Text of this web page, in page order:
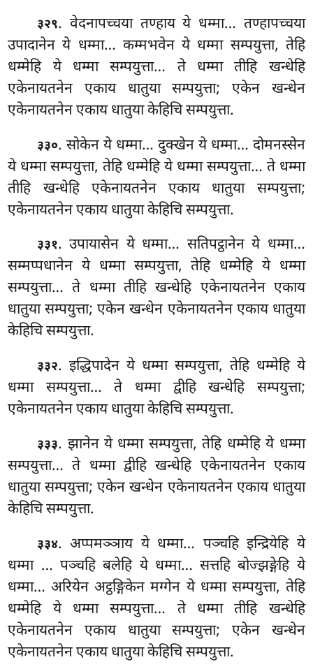
३२९. वेदनापच्चया तण्हाय ये धम्मा… तण्हापच्चया
उपादानेन ये धम्मा… कम्मभवेनये धम्मा सम्पयुत्ता, तेहि
धम्मेहि ये धम्मा सम्पयुत्ता… ते धम्मा तीहि खन्धेहि
एकेनायतनेन एकाय धातुया सम्पयुत्ता; एकेन खन्धेन
एकेनायतनेन एकाय धातुया केहिचि सम्पयुत्ता.
३३०. सोकेन ये धम्मा… दुक्खेन ये धम्मा… दोमनस्सेन
ये धम्मा सम्पयुत्ता, तेहि धम्मेहि ये धम्मा सम्पयुत्ता… ते धम्मा
तीहि खन्धेहि एकेनायतनेन एकाय धातुया सम्पयुत्ता;
एकेनायतनेन एकाय धातुया केहिचि सम्पयुत्ता.
३३१. उपायासेन ये धम्मा… सतिपट्ठानेन ये धम्मा…
सम्मप्पधानेन ये धम्मा सम्पयुत्ता, तेहि धम्मेहि ये धम्मा
सम्पयुत्ता… ते धम्मा तीहि खन्धेहि एकेनायतनेन एकाय
धातुया सम्पयुत्ता; एकेन खन्धेन एकेनायतनेन एकाय धातुया
केहिचि सम्पयुत्ता.
३३२. इद्धिपादेन ये धम्मा सम्पयुत्ता, तेहि धम्मेहि ये
धम्मा सम्पयुत्ता… ते धम्मा द्वीहि खन्धेहि सम्पयुत्ता;
एकेनायतनेन एकाय धातुया केहिचि सम्पयुत्ता.
३३३. झानेन ये धम्मा सम्पयुत्ता, तेहि धम्मेहि ये धम्मा
सम्पयुत्ता… ते धम्मा द्वीहि खन्धेहि एकेनायतनेन एकाय
धातुया सम्पयुत्ता; एकेन खन्धेन एकेनायतनेन एकाय धातुया
केहिचि सम्पयुत्ता.
३३४. अप्पमञ्ञाय ये धम्मा… पञ्चहि इन्द्रियेहि ये
धम्मा … पञ्चहि बलेहि ये धम्मा… सत्तहि बोज्झङ्गेहि ये
धम्मा… अरियेन अट्ठङ्गिकेन मग्गेन ये धम्मा सम्पयुत्ता, तेहि
धम्मेहि ये धम्मा सम्पयुत्ता… ते धम्मा तीहि खन्धेहि
एकेनायतनेन एकाय धातुया सम्पयुत्ता; एकेन खन्धेन
एकेनायतनेन एकाय धातुया केहिचि सम्पयुत्ता.